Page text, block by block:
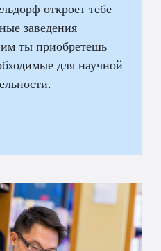
откроет тебе
заведения
ты приобретешь
для научной